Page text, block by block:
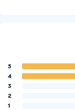
5
4
3
2
1